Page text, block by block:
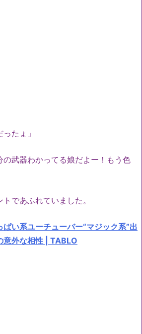
たょ」
の武器わかってる娘だよー！もう色
であふれていました。
ぱい系ユーチューバー“マジック系”出
外な相性 | TABLO